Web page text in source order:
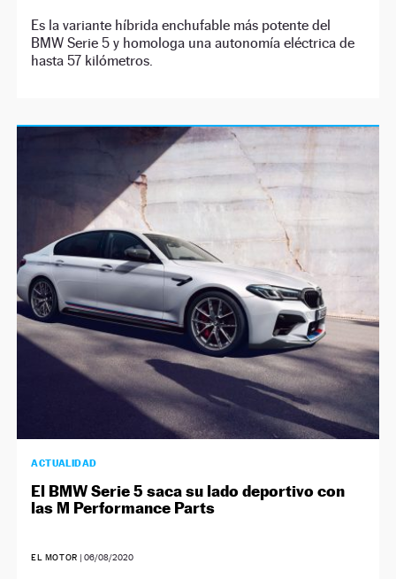
Es la variante híbrida enchufable más potente del
BMW Serie 5 y homologa una autonomía eléctrica de
hasta 57 kilómetros.
ACTUALIDAD
El BMW Serie 5 saca su lado deportivo con
las M Performance Parts
EL MOTOR | 06/08/2020